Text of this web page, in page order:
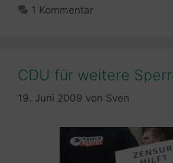
1 Kommentar
CDU für weitere
19. Juni 2009 von Sven